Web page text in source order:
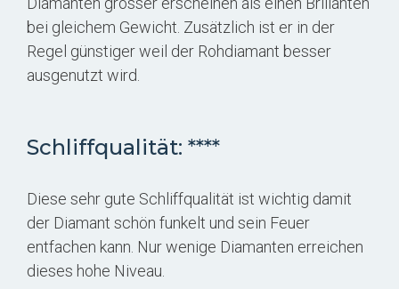
bei gleichem Gewicht. Zusätzlich ist er in der
Regel günstiger weil der Rohdiamant besser
ausgenutzt wird.
Schliffqualität: ****
Diese sehr gute Schliffqualität ist wichtig damit
der Diamant schön funkelt und sein Feuer
entfachen kann. Nur wenige Diamanten erreichen
dieses hohe Niveau.